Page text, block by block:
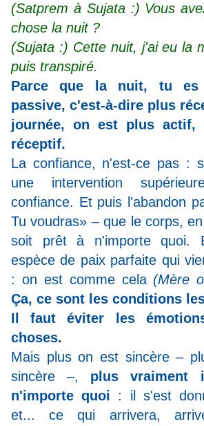
(Satprem à Sujata :) Vous
chose la nuit ?
(Sujata :) Cette nuit, j'ai eu la
puis transpiré.
Parce que la nuit, tu
passive, c'est-à-dire plus
journée, on est plus actif,
réceptif.
La confiance, n'est-ce pas :
une intervention
confiance. Et puis l'abandon
Tu voudras» – que le corps,
soit prêt à n'importe quoi.
espèce de paix parfaite qui
: on est comme cela (Mère
Ça, ce sont les conditions
Il faut éviter les
choses.
Mais plus on est sincère –
sincère –, plus
n'importe quoi : il s'est
et... ce qui arrivera,